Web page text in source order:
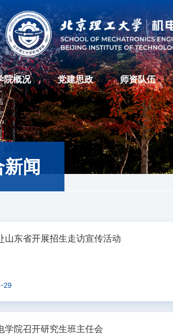
院概况 党建思政 师资队伍
闻
山东省开展招生走访宣传活动
29
学院召开研究生班主任会